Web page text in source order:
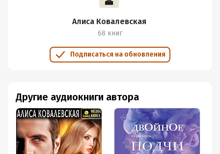
Алиса Ковалевская
68 книг
Подписаться на обновления
Другие аудиокниги автора